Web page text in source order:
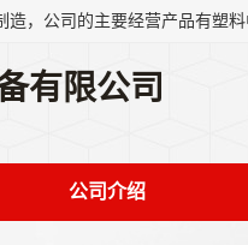
有限公司
公司介绍